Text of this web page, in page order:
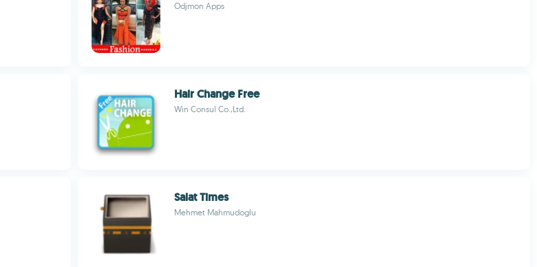
Odjmon Apps
Hair Change Free
Win Consul Co.,Ltd.
Salat Times
Mehmet Mahmudoglu